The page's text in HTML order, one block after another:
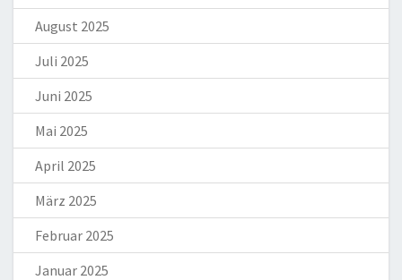
August 2025
Juli 2025
Juni 2025
Mai 2025
April 2025
März 2025
Februar 2025
Januar 2025